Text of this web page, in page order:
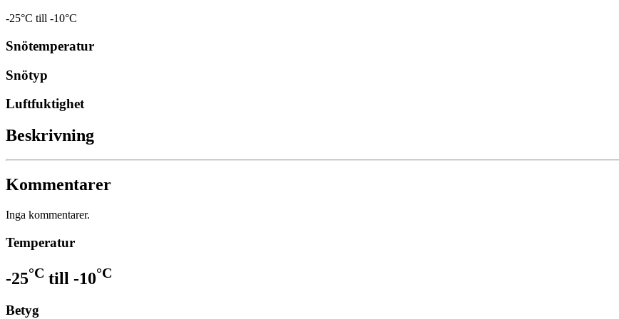
-25°C till -10°C
Snötemperatur
Snötyp
Luftfuktighet
Beskrivning
Kommentarer
Inga kommentarer.
Temperatur
-25°C till -10°C
Betyg